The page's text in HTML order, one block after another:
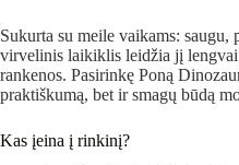
Sukurta su meile vaikams: saugu,
virvelinis laikiklis leidžia jį
rankenos. Pasirinkę Poną
praktiškumą, bet ir smagų būdą
Kas įeina į rinkinį?